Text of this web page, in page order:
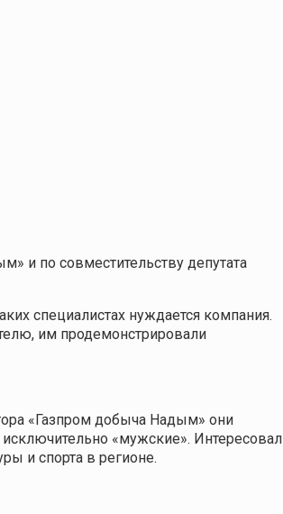
и по совместительству депутата
специалистах нуждается компания.
им продемонстрировали
«Газпром добыча Надым» они
«мужские». Интересовал
и спорта в регионе.